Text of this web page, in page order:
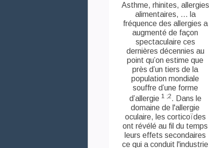
Asthme, rhinites, allergies
alimentaires, ... la
fréquence des allergies a
augmenté de façon
spectaculaire ces
dernières décennies au
point qu’on estime que
près d’un tiers de la
population mondiale
souffre d’une forme
d’allergie 1 ;2. Dans le
domaine de l'allergie
oculaire, les corticoïdes
ont révélé au fil du temps
leurs effets secondaires
ce qui a conduit l'industrie